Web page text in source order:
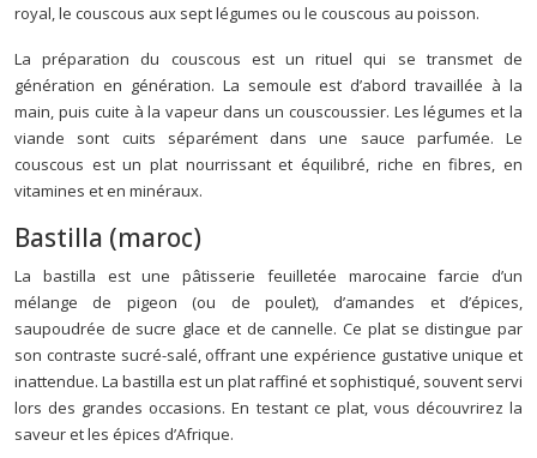
royal, le couscous aux sept légumes ou le couscous au poisson.
La préparation du couscous est un rituel qui se transmet de
génération en génération. La semoule est d’abord travaillée à la
main, puis cuite à la vapeur dans un couscoussier. Les légumes et la
viande sont cuits séparément dans une sauce parfumée. Le
couscous est un plat nourrissant et équilibré, riche en fibres, en
vitamines et en minéraux.
Bastilla (maroc)
La bastilla est une pâtisserie feuilletée marocaine farcie d’un
mélange de pigeon (ou de poulet), d’amandes et d’épices,
saupoudrée de sucre glace et de cannelle. Ce plat se distingue par
son contraste sucré-salé, offrant une expérience gustative unique et
inattendue. La bastilla est un plat raffiné et sophistiqué, souvent servi
lors des grandes occasions. En testant ce plat, vous découvrirez la
saveur et les épices d’Afrique.